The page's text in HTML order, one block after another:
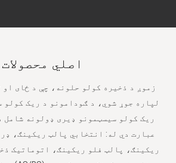
اصلي محصولات
زموږ د ذخیره کولو حلونه، چې د ځای او
لپاره جوړ شوي، د ګودامونو د ریک
ریک کولو سیسټمونو ډیری ډولونه شامل
عبارت دي له: انتخابي پالټ ریکینګ،
ریکینګ، پالټ فلو ریکینګ، اتوماتیک